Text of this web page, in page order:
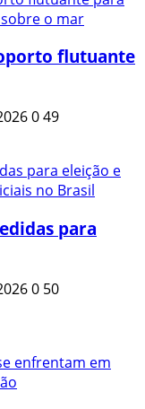
flutuante
049
para
0 50